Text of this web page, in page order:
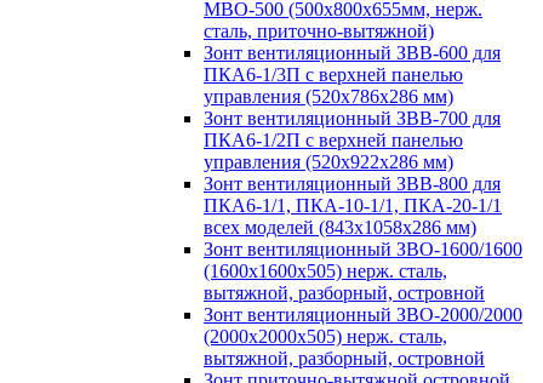
МВО-500 (500х800х655мм, нерж.
сталь, приточно-вытяжной)
Зонт вентиляционный ЗВВ-600 для
ПКА6-1/3П с верхней панелью
управления (520х786х286 мм)
Зонт вентиляционный ЗВВ-700 для
ПКА6-1/2П с верхней панелью
управления (520х922х286 мм)
Зонт вентиляционный ЗВВ-800 для
ПКА6-1/1, ПКА-10-1/1, ПКА-20-1/1
всех моделей (843х1058х286 мм)
Зонт вентиляционный ЗВО-1600/1600
(1600х1600х505) нерж. сталь,
вытяжной, разборный, островной
Зонт вентиляционный ЗВО-2000/2000
(2000х2000х505) нерж. сталь,
вытяжной, разборный, островной